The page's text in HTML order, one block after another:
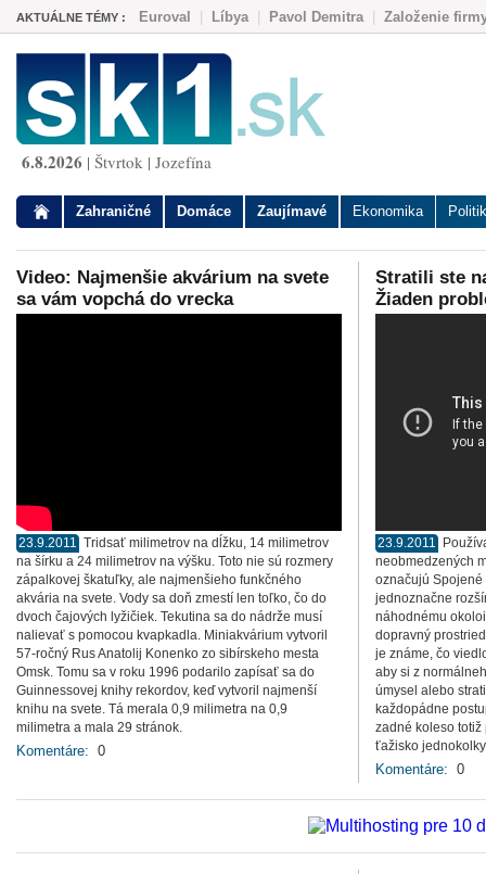
AKTUÁLNE TÉMY : Euroval Líbya| Pavol Demitra| Založenie
6.8.2026 | Štvrtok | Jozefína
Zahraničné Domáce Zaujímavé Ekonomika
Video: Najmenšie akvárium na svete
sa vám vopchá do vrecka
23.9.2011 Tridsať milimetrov na dĺžku, 14 milimetrov
na šírku a 24 milimetrov na výšku. Toto nie sú rozmery
zápalkovej škatuľky, ale najmenšieho funkčného
akvária na svete. Vody sa doň zmestí len toľko, čo do
dvoch čajových lyžičiek. Tekutina sa do nádrže musí
nalievať s pomocou kvapkadla. Miniakvárium vytvoril
57-ročný Rus Anatolij Konenko zo sibírskeho mesta
Omsk. Tomu sa v roku 1996 podarilo zapísať sa do
Guinnessovej knihy rekordov, keď vytvoril najmenší
knihu na svete. Tá merala 0,9 milimetra na 0,9
milimetra a mala 29 stránok.
Komentáre: 0
Stratili ste
Žiaden
23.9.2011
neobmedzených
označujú Spojené
jednoznačne
náhodnému
dopravný
je známe, čo
aby si z
úmysel alebo
každopádne
zadné koleso
ťažisko
Komentáre: 0